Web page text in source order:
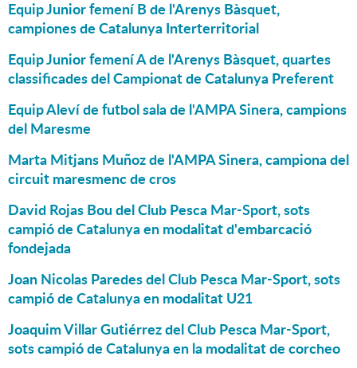
Equip Junior femení B de l'Arenys Bàsquet,
campiones de Catalunya Interterritorial
Equip Junior femení A de l'Arenys Bàsquet, quartes
classificades del Campionat de Catalunya Preferent
Equip Aleví de futbol sala de l'AMPA Sinera, campions
del Maresme
Marta Mitjans Muñoz de l'AMPA Sinera, campiona del
circuit maresmenc de cros
David Rojas Bou del Club Pesca Mar-Sport, sots
campió de Catalunya en modalitat d'embarcació
fondejada
Joan Nicolas Paredes del Club Pesca Mar-Sport, sots
campió de Catalunya en modalitat U21
Joaquim Villar Gutiérrez del Club Pesca Mar-Sport,
sots campió de Catalunya en la modalitat de corcheo